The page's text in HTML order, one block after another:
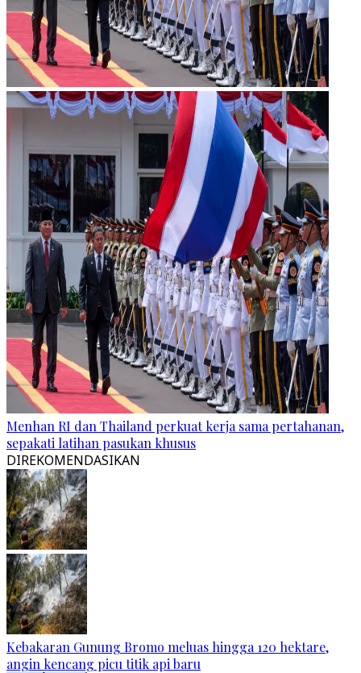
Menhan RI dan Thailand perkuat kerja sama pertahanan,
sepakati latihan pasukan khusus
DIREKOMENDASIKAN
Kebakaran Gunung Bromo meluas hingga 120 hektare,
angin kencang picu titik api baru